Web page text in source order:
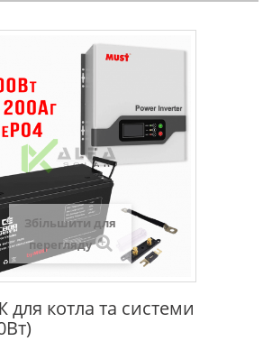
Збільшити для
перегляду
котла та системи